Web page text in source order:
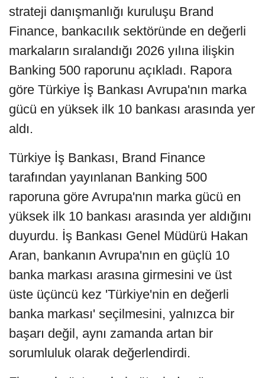
strateji danışmanlığı kuruluşu Brand
Finance, bankacılık sektöründe en değerli
markaların sıralandığı 2026 yılına ilişkin
Banking 500 raporunu açıkladı. Rapora
göre Türkiye İş Bankası Avrupa'nın marka
gücü en yüksek ilk 10 bankası arasında yer
aldı.
Türkiye İş Bankası, Brand Finance
tarafından yayınlanan Banking 500
raporuna göre Avrupa'nın marka gücü en
yüksek ilk 10 bankası arasında yer aldığını
duyurdu. İş Bankası Genel Müdürü Hakan
Aran, bankanın Avrupa'nın en güçlü 10
banka markası arasına girmesini ve üst
üste üçüncü kez 'Türkiye'nin en değerli
banka markası' seçilmesini, yalnızca bir
başarı değil, aynı zamanda artan bir
sorumluluk olarak değerlendirdi.